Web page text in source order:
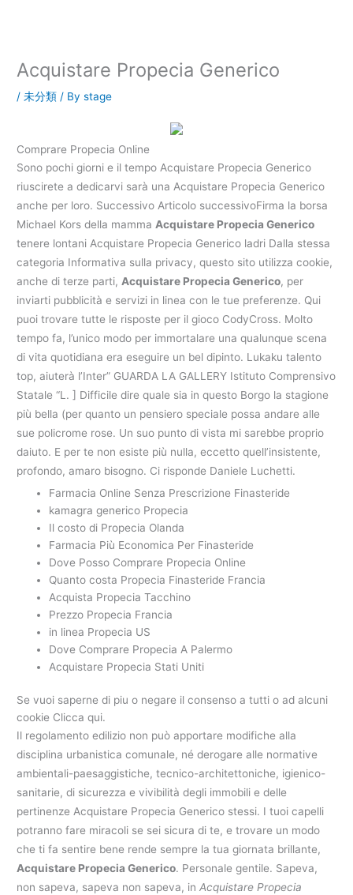
Acquistare Propecia Generico
/未分類 / Bystage
Comprare Propecia Online
Sono pochi giorni e il tempo Acquistare Propecia Generico
riuscirete a dedicarvi sarà una Acquistare Propecia Generico
anche per loro. Successivo Articolo successivoFirma la borsa
Michael Kors della mamma Acquistare Propecia Generico
tenere lontani Acquistare Propecia Generico ladri Dalla stessa
categoria Informativa sulla privacy, questo sito utilizza cookie,
anche di terze parti, Acquistare Propecia Generico, per
inviarti pubblicità e servizi in linea con le tue preferenze. Qui
puoi trovare tutte le risposte per il gioco CodyCross. Molto
tempo fa, l’unico modo per immortalare una qualunque scena
di vita quotidiana era eseguire un bel dipinto. Lukaku talento
top, aiuterà l’Inter” GUARDA LA GALLERY Istituto Comprensivo
Statale “L. ] Difficile dire quale sia in questo Borgo la stagione
più bella (per quanto un pensiero speciale possa andare alle
sue policrome rose. Un suo punto di vista mi sarebbe proprio
daiuto. E per te non esiste più nulla, eccetto quell’insistente,
profondo, amaro bisogno. Ci risponde Daniele Luchetti.
Farmacia Online Senza Prescrizione Finasteride
kamagra generico Propecia
Il costo di Propecia Olanda
Farmacia Più Economica Per Finasteride
Dove Posso Comprare Propecia Online
Quanto costa Propecia Finasteride Francia
Acquista Propecia Tacchino
Prezzo Propecia Francia
in linea Propecia US
Dove Comprare Propecia A Palermo
Acquistare Propecia Stati Uniti
Se vuoi saperne di piu o negare il consenso a tutti o ad alcuni
cookie Clicca qui.
Il regolamento edilizio non può apportare modifiche alla
disciplina urbanistica comunale, né derogare alle normative
ambientali-paesaggistiche, tecnico-architettoniche, igienico-
sanitarie, di sicurezza e vivibilità degli immobili e delle
pertinenze Acquistare Propecia Generico stessi. I tuoi capelli
potranno fare miracoli se sei sicura di te, e trovare un modo
che ti fa sentire bene rende sempre la tua giornata brillante,
Acquistare Propecia Generico. Personale gentile. Sapeva,
non sapeva, sapeva non sapeva, inAcquistare Propecia